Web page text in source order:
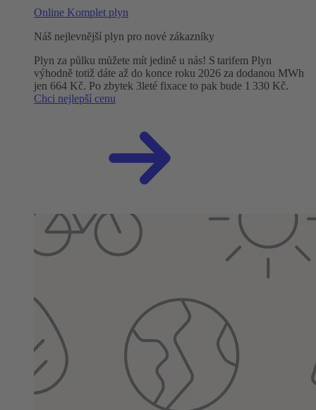
Online Komplet plyn
Náš nejlevnější plyn pro nové zákazníky
Plyn za půlku můžete mít jedině u nás! S tarifem Plyn
výhodně totiž dáte až do konce roku 2026 za dodanou MWh
jen 664 Kč. Po zbytek 3leté fixace to pak bude 1 330 Kč.
Chci nejlepší cenu